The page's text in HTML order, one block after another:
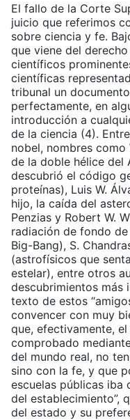
El fallo de la Corte
juicio que referimos
sobre ciencia y fe.
que viene del
científicos
científicas
tribunal un
perfectamente, en
introducción a
de la ciencia (4).
nobel, nombres
de la doble hélice del
descubrió el código
proteínas), Luis W.
hijo, la caída del
Penzias y Robert W.
radiación de fondo
Big-Bang), S.
(astrofísicos que
estelar), entre otros
descubrimientos más
texto de estos
convencer con muy
que, efectivamente,
comprobado
del mundo real, no
sino con la fe, y que
escuelas públicas iba
del establecimiento”,
del estado y su